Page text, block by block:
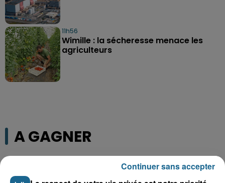
11h56
Wimille : la sécheresse menace les
agriculteurs
A GAGNER
Continuer sans accepter